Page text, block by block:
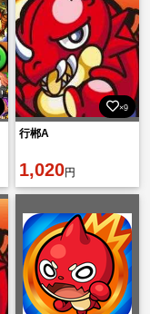
×9
行郴A
1,020円